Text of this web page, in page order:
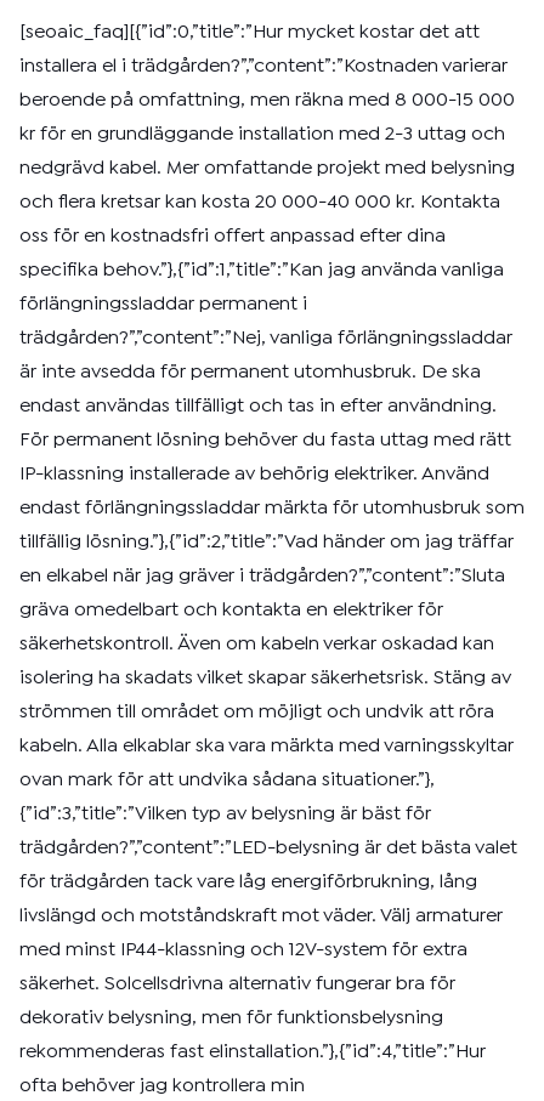
[seoaic_faq][{”id”:0,”title”:”Hur mycket kostar det att
installera el i trädgården?”,”content”:”Kostnaden varierar
beroende på omfattning, men räkna med 8 000-15 000
kr för en grundläggande installation med 2-3 uttag och
nedgrävd kabel. Mer omfattande projekt med belysning
och flera kretsar kan kosta 20 000-40 000 kr. Kontakta
oss för en kostnadsfri offert anpassad efter dina
specifika behov.”},{”id”:1,”title”:”Kan jag använda vanliga
förlängningssladdar permanent i
trädgården?”,”content”:”Nej, vanliga förlängningssladdar
är inte avsedda för permanent utomhusbruk. De ska
endast användas tillfälligt och tas in efter användning.
För permanent lösning behöver du fasta uttag med rätt
IP-klassning installerade av behörig elektriker. Använd
endast förlängningssladdar märkta för utomhusbruk som
tillfällig lösning.”},{”id”:2,”title”:”Vad händer om jag träffar
en elkabel när jag gräver i trädgården?”,”content”:”Sluta
gräva omedelbart och kontakta en elektriker för
säkerhetskontroll. Även om kabeln verkar oskadad kan
isolering ha skadats vilket skapar säkerhetsrisk. Stäng av
strömmen till området om möjligt och undvik att röra
kabeln. Alla elkablar ska vara märkta med varningsskyltar
ovan mark för att undvika sådana situationer.”},
{”id”:3,”title”:”Vilken typ av belysning är bäst för
trädgården?”,”content”:”LED-belysning är det bästa valet
för trädgården tack vare låg energiförbrukning, lång
livslängd och motståndskraft mot väder. Välj armaturer
med minst IP44-klassning och 12V-system för extra
säkerhet. Solcellsdrivna alternativ fungerar bra för
dekorativ belysning, men för funktionsbelysning
rekommenderas fast elinstallation.”},{”id”:4,”title”:”Hur
ofta behöver jag kontrollera min